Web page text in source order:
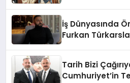
İş Dünyasında
Furkan
Tarih Bizi
Cumhuriyet’in